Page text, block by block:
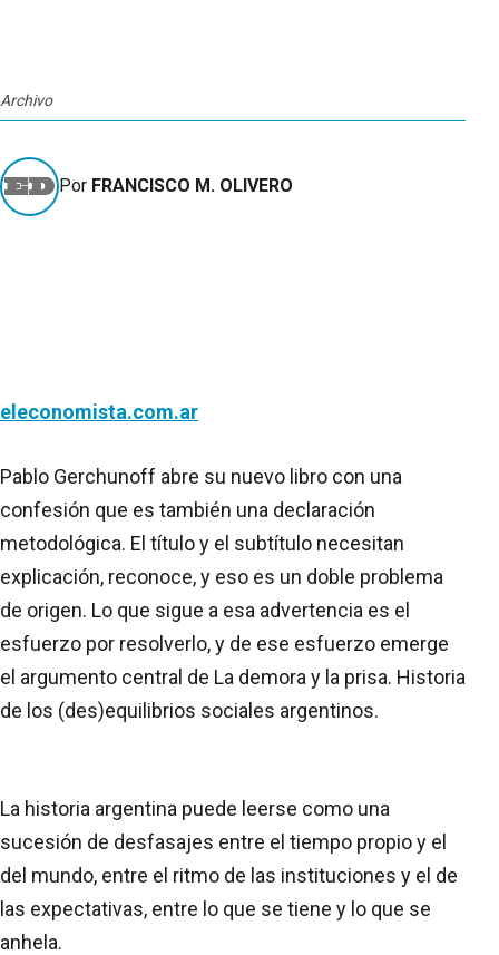
Archivo
Por FRANCISCO M. OLIVERO
eleconomista.com.ar
Pablo Gerchunoff abre su nuevo libro con una
confesión que es también una declaración
metodológica. El título y el subtítulo necesitan
explicación, reconoce, y eso es un doble problema
de origen. Lo que sigue a esa advertencia es el
esfuerzo por resolverlo, y de ese esfuerzo emerge
el argumento central de La demora y la prisa. Historia
de los (des)equilibrios sociales argentinos.
La historia argentina puede leerse como una
sucesión de desfasajes entre el tiempo propio y el
del mundo, entre el ritmo de las instituciones y el de
las expectativas, entre lo que se tiene y lo que se
anhela.